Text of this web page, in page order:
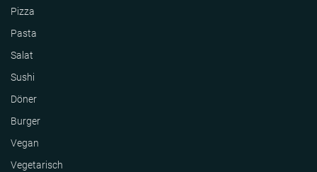
Pizza
Pasta
Salat
Sushi
Döner
Burger
Vegan
Vegetarisch